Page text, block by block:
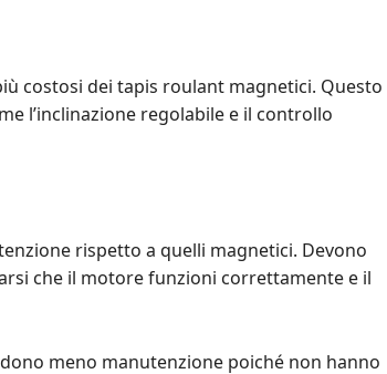
costosi dei tapis roulant magnetici. Questo
l’inclinazione regolabile e il controllo
rispetto a quelli magnetici. Devono
che il motore funzioni correttamente e il
meno manutenzione poiché non hanno